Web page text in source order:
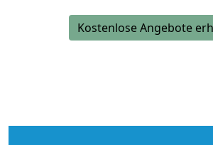
Kostenlose Angebote